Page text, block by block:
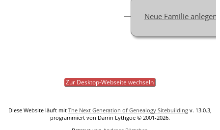
Neue Familie anlegen
Zur Desktop-Webseite wechseln
Diese Website läuft mit The Next Generation of Genealogy Sitebuilding v. 13.0.3,
programmiert von Darrin Lythgoe © 2001-2026.